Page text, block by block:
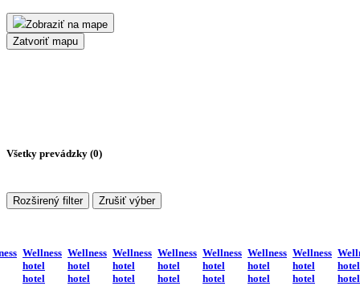
Zobraziť na mape
Zatvoriť mapu
Všetky prevádzky (0)
Rozširený filter Zrušiť výber
Wellness
hotel
hotel
Wellness
hotel
hotel
Wellness
hotel
hotel
Wellness
hotel
hotel
Wellness
hotel
hotel
Wellness
hotel
hotel
Wellness
hotel
hotel
hotel
hotel